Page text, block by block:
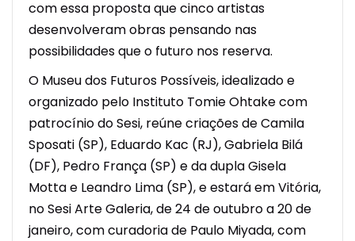
com essa proposta que cinco artistas
desenvolveram obras pensando nas
possibilidades que o futuro nos reserva.
O Museu dos Futuros Possíveis, idealizado e
organizado pelo Instituto Tomie Ohtake com
patrocínio do Sesi, reúne criações de Camila
Sposati (SP), Eduardo Kac (RJ), Gabriela Bilá
(DF), Pedro França (SP) e da dupla Gisela
Motta e Leandro Lima (SP), e estará em Vitória,
no Sesi Arte Galeria, de 24 de outubro a 20 de
janeiro, com curadoria de Paulo Miyada, com